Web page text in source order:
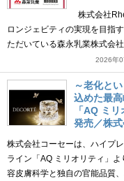
株式会社
ロンジェビティの実現を目指
ただいている森永乳業株式会
2026年
～老化と
込めた最
「AQ ミ
発売／株
株式会社コーセーは、ハイプ
ライン「AQ ミリオリティ」
容皮膚科学と独自の官能品質